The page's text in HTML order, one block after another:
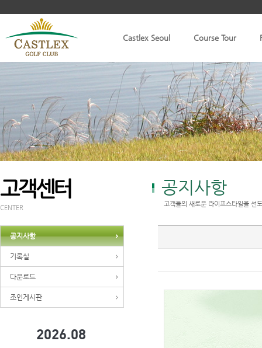
Castlex Seoul Course Tour
고객센터
CENTER
공지사항
기록실
다운로드
조인게시판
2026.08
공지사항
고객들의 새로운 라이프스타일을 선